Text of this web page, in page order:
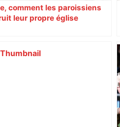
comment les paroissiens
leur propre église